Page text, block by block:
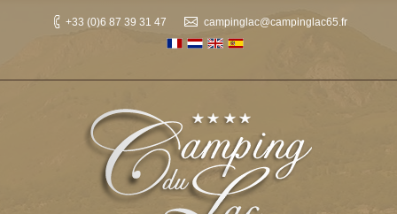
+33 (0)6 87 39 31 47 campinglac@campinglac65.fr